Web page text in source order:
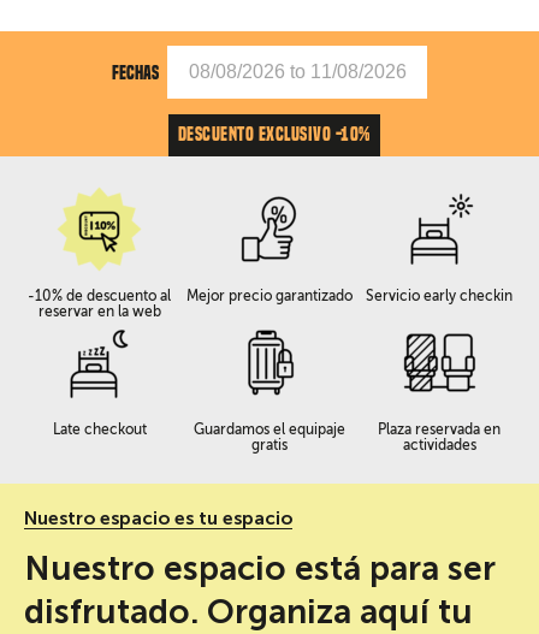
FECHAS
DESCUENTO EXCLUSIVO -10%
-10% de descuento al
reservar en la web
Mejor precio garantizado Servicio early checkin
Late checkout
Guardamos el equipaje
gratis
Plaza reservada en
actividades
Nuestro espacio es tu espacio
Nuestro espacio está para ser
disfrutado. Organiza aquí tu